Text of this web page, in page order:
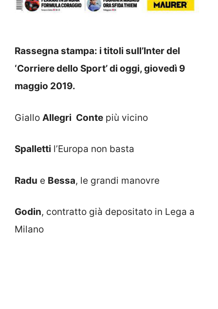
Rassegna stampa: i titoli sull’Inter del
‘Corriere dello Sport’ di oggi, giovedì 9
maggio 2019.
Giallo Allegri Conte più vicino
Spalletti l’Europa non basta
Radu e Bessa, le grandi manovre
Godin, contratto già depositato in Lega a
Milano